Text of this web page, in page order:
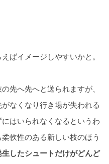
ばイメージしやすいかと。
先へ先へと送られますが、
なくなり行き場が失われる
はいられなくなるというわ
軟性のある新しい枝のほう
生したシュートだけがどんど